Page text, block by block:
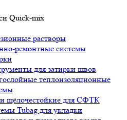
Quick-mix
растворы
ремонтные системы
для затирки швов
теплоизоляционные
щёлочестойкие для СФТК
Tubag для укладки